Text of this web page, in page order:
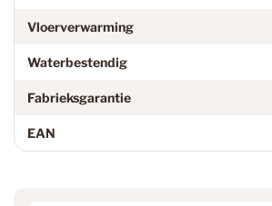
Vloerverwarming
Waterbestendig
Fabrieksgarantie
EAN